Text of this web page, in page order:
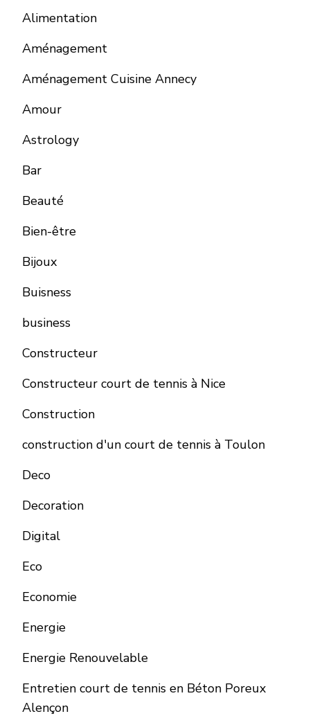
Alimentation
Aménagement
Aménagement Cuisine Annecy
Amour
Astrology
Bar
Beauté
Bien-être
Bijoux
Buisness
business
Constructeur
Constructeur court de tennis à Nice
Construction
construction d'un court de tennis à Toulon
Deco
Decoration
Digital
Eco
Economie
Energie
Energie Renouvelable
Entretien court de tennis en Béton Poreux
Alençon